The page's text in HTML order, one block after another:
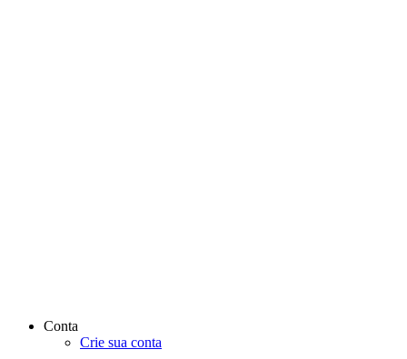
Conta
Crie sua conta